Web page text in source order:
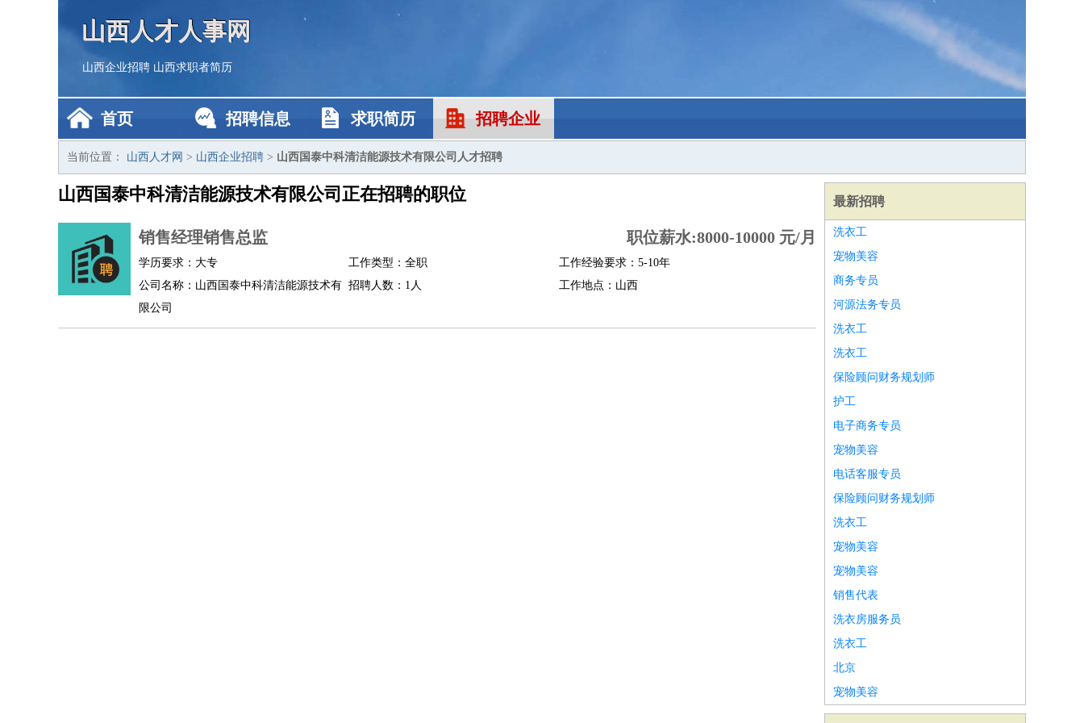
山西人才人事网
山西企业招聘 山西求职者简历
首页 招聘信息 求职简历 招聘企业
当前位置： 山西人才网 > 山西企业招聘 > 山西国泰中科清洁能源技术有限公司人才招聘
山西国泰中科清洁能源技术有限公司正在招聘的职位
销售经理销售总监 职位薪水:8000-10000 元/月
学历要求：大专 工作类型：全职
工作经验要求：5-10年
公司名称：山西国泰中科清洁能源技术有
限公司
招聘人数：1人 工作地点：山西
最新招聘
洗衣工
宠物美容
商务专员
河源法务专员
洗衣工
洗衣工
保险顾问财务规划师
护工
电子商务专员
宠物美容
电话客服专员
保险顾问财务规划师
洗衣工
宠物美容
宠物美容
销售代表
洗衣房服务员
洗衣工
北京
宠物美容